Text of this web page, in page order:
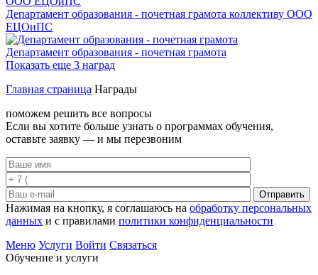
Департамент образования - почетная грамота коллективу ООО
ЕЦОиПС
Департамент образования - почетная грамота
Показать еще 3 наград
Главная страница Награды
поможем решить все вопросы
Если вы хотите больше узнать о программах обучения,
оставьте заявку — и мы перезвоним
Отправить
Нажимая на кнопку, я соглашаюсь на обработку персональных
данных и с правилами политики конфиденциальности
Меню Услуги Войти Связаться
Обучение и услуги